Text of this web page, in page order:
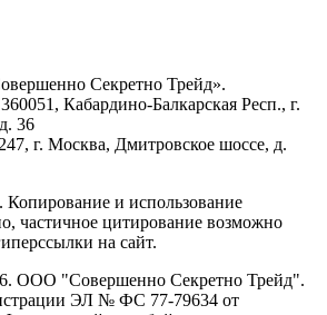
Секретно Трейд».
Кабардино-Балкарская Респ., г.
36
г. Москва, Дмитровское шоссе, д.
и использование
частичное цитирование возможно
на сайт.
ООО "Совершенно Секретно Трейд".
ЭЛ № ФС 77-79634 от